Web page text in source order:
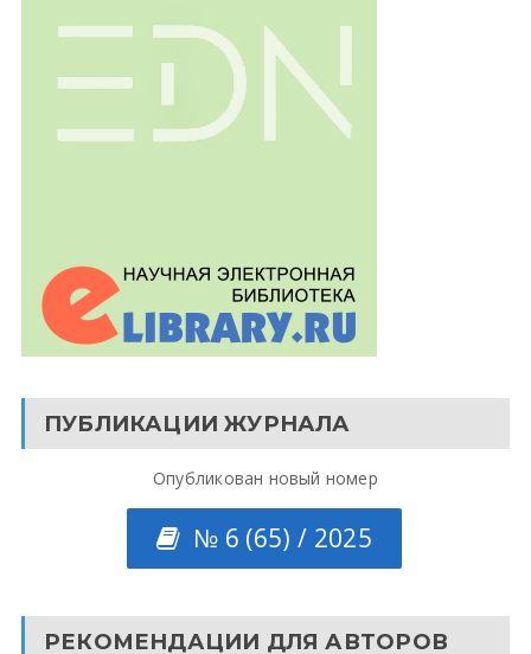
ПУБЛИКАЦИИ ЖУРНАЛА
Опубликован новый номер
№ 6 (65) / 2025
РЕКОМЕНДАЦИИ ДЛЯ АВТОРОВ